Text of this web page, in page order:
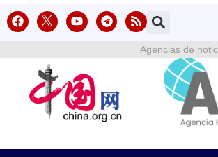
Agencias de